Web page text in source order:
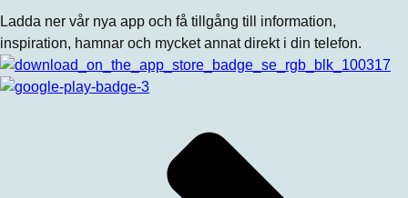
Ladda ner vår nya app och få tillgång till information,
inspiration, hamnar och mycket annat direkt i din telefon.